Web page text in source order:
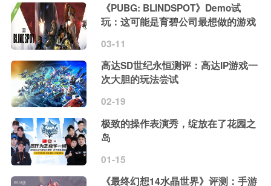
《PUBG: BLINDSPOT》Demo试
玩：这可能是育碧公司最想做的游戏
03-11
高达SD世纪永恒测评：高达IP游戏一
次大胆的玩法尝试
02-19
极致的操作表演秀，绽放在了花园之
岛
01-15
《最终幻想14水晶世界》评测：手游